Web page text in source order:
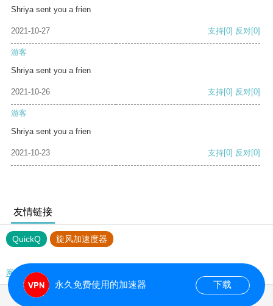
Shriya sent you a frien
2021-10-27 支持[0] 反对[0]
游客
Shriya sent you a frien
2021-10-26 支持[0] 反对[0]
游客
Shriya sent you a frien
2021-10-23 支持[0] 反对[0]
友情链接
QuickQ 旋风加速度器
网站地图
永久免费使用的加速器 下载